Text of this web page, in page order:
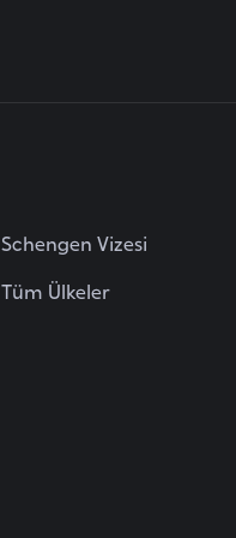
Schengen Vizesi
Tüm Ülkeler